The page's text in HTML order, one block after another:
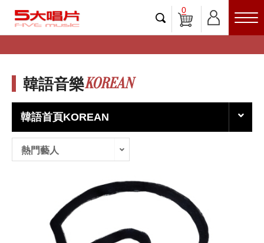
0
韓語音樂KOREAN
韓語首頁KOREAN
熱門藝人